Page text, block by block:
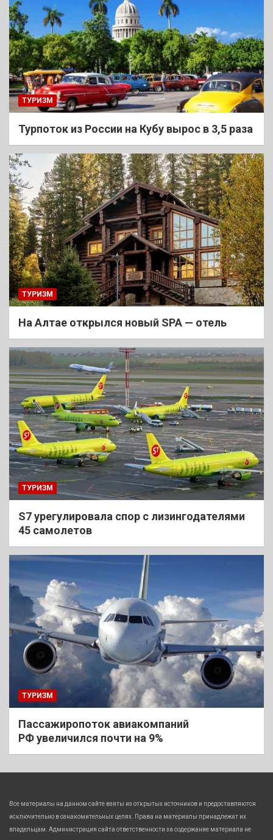
ТУРИЗМ
Турпоток из России на Кубу вырос в 3,5 раза
ТУРИЗМ
На Алтае открылся новый SPA — отель
ТУРИЗМ
S7 урегулировала спор с лизингодателями
45 самолетов
ТУРИЗМ
Пассажиропоток авиакомпаний
РФ увеличился почти на 9%
Все материалы на данном сайте взяты из открытых источников и предоставляются
исключительно в ознакомительных целях. Права на материалы принадлежат их
владельцам. Администрация сайта ответственности за содержание материала не